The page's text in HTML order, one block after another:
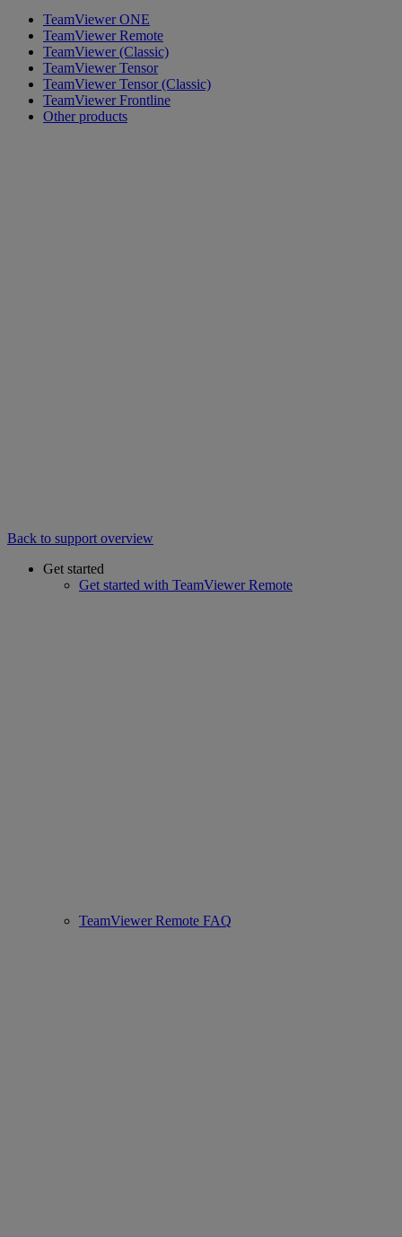
TeamViewer ONE
TeamViewer Remote
TeamViewer (Classic)
TeamViewer Tensor
TeamViewer Tensor (Classic)
TeamViewer Frontline
Other products
Back to support overview
Get started
Get started with TeamViewer Remote
TeamViewer Remote FAQ